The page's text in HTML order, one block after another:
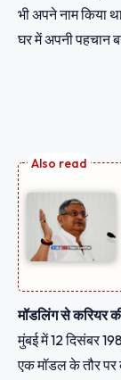
भी अपने नाम किया
घर में अपनी पहचान
मॉडलिंग से करियर
मुंबई में 12 दिसंबर
एक मॉडल के तौर पर